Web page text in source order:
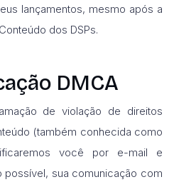
lançamentos, mesmo após a
dos DSPs.
DMCA
de violação de direitos
(também conhecida como
você por e-mail e
possível, sua comunicação com